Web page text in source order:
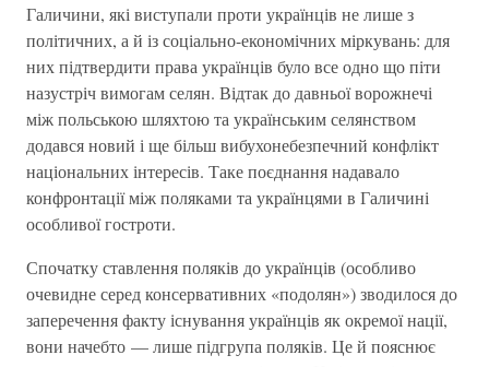
Галичини, які виступали проти українців не лише з
політичних, а й із соціально-економічних міркувань: для
них підтвердити права українців було все одно що піти
назустріч вимогам селян. Відтак до давньої ворожнечі
між польською шляхтою та українським селянством
додався новий і ще більш вибухонебезпечний конфлікт
національних інтересів. Таке поєднання надавало
конфронтації між поляками та українцями в Галичині
особливої гостроти.
Спочатку ставлення поляків до українців (особливо
очевидне серед консервативних «подолян») зводилося до
заперечення факту існування українців як окремої нації,
вони начебто — лише підгрупа поляків. Це й пояснює